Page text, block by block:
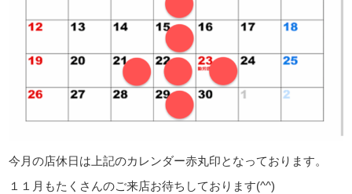
今月の店休日は上記のカレンダー赤丸印となっております。
１１月もたくさんのご来店お待ちしております(^^)